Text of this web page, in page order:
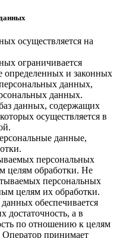
осуществляется на
ограничивается
определенных и законных
данных,
данных.
данных, содержащих
осуществляется в
данные,
персональных
целям обработки. Не
персональных
целям их обработки.
обеспечивается
достаточность, а в
по отношению к целям
принимает